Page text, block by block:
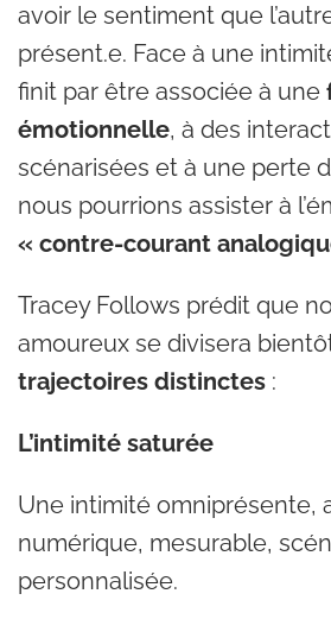
avoir le sentiment que
présent.e. Face à une
finit par être associée à une
émotionnelle, à des
scénarisées et à une perte
nous pourrions assister à
« contre-courant
Tracey Follows prédit que
amoureux se divisera
trajectoires distinctes :
L’intimité saturée
Une intimité omniprésente,
numérique, mesurable,
personnalisée.